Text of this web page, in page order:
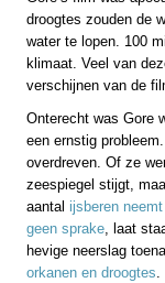
droogtes zouden de
water te lopen. 100
klimaat. Veel van
verschijnen van de
Onterecht was Gore
een ernstig
overdreven. Of ze
zeespiegel stijgt,
aantal ijsberen
geen sprake, laat
hevige neerslag
orkanen en droogtes.